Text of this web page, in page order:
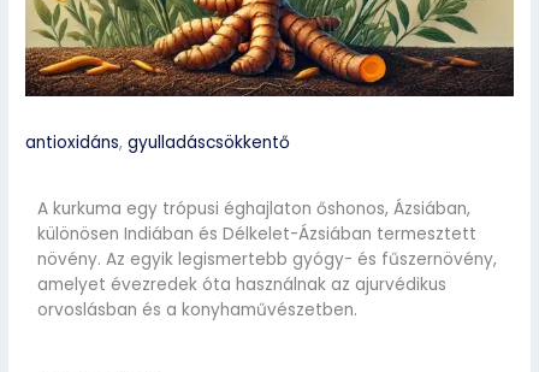
antioxidáns,gyulladáscsökkentő
A kurkuma egy trópusi éghajlaton őshonos, Ázsiában,
különösen Indiában és Délkelet-Ázsiában termesztett
növény. Az egyik legismertebb gyógy- és fűszernövény,
amelyet évezredek óta használnak az ajurvédikus
orvoslásban és a konyhaművészetben.